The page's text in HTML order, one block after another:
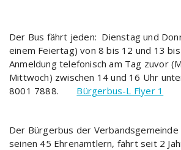
Der Bus fährt jeden: Dienstag und
einem Feiertag) von 8 bis 12 und 13
Anmeldung telefonisch am Tag zuvor
Mittwoch) zwischen 14 und 16 Uhr
8001 7888. Bürgerbus-L Flyer 1
Der Bürgerbus der
seinen 45 Ehrenamtlern, fährt seit 2